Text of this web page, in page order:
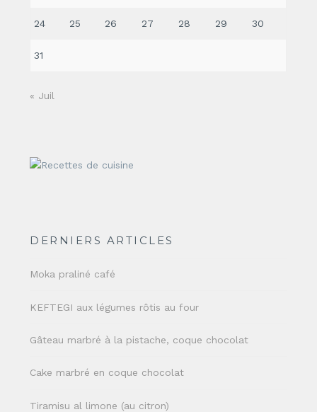
24 25 26 27 28 29 30
31
« Juil
DERNIERS ARTICLES
Moka praliné café
KEFTEGI aux légumes rôtis au four
Gâteau marbré à la pistache, coque chocolat
Cake marbré en coque chocolat
Tiramisu al limone (au citron)